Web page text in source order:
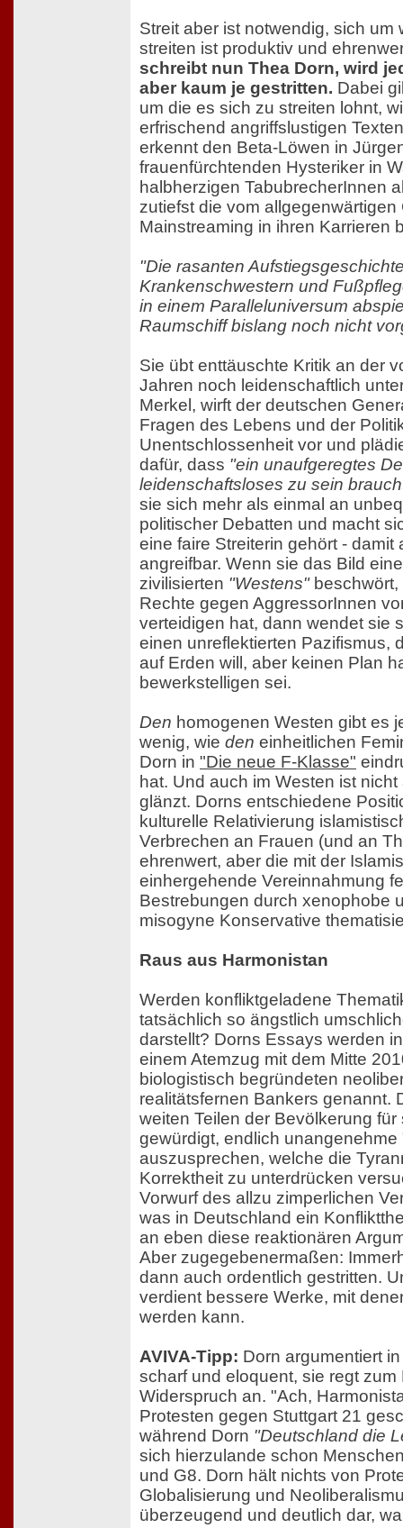
Streit aber ist notwendig, sich um
streiten ist produktiv und
schreibt nun Thea Dorn, wird
aber kaum je gestritten. Dabei
um die es sich zu streiten lohnt,
erfrischend angriffslustigen
erkennt den Beta-Löwen in
frauenfürchtenden Hysteriker in
halbherzigen TabubrecherInnen
zutiefst die vom allgegenwärtigen
Mainstreaming in ihren Karrieren
"Die rasanten
Krankenschwestern und
in einem Paralleluniversum
Raumschiff bislang noch nicht
Sie übt enttäuschte Kritik an der
Jahren noch leidenschaftlich
Merkel, wirft der deutschen
Fragen des Lebens und der
Unentschlossenheit vor und
dafür, dass "ein unaufgeregtes
leidenschaftsloses zu sein
sie sich mehr als einmal an
politischer Debatten und macht
eine faire Streiterin gehört - damit
angreifbar. Wenn sie das Bild
zivilisierten "Westens"beschwört,
Rechte gegen AggressorInnen
verteidigen hat, dann wendet sie
einen unreflektierten Pazifismus,
auf Erden will, aber keinen Plan
bewerkstelligen sei.
Den homogenen Westen gibt es
wenig, wie den einheitlichen
Dorn in "Die neue F-Klasse"
hat. Und auch im Westen ist
glänzt. Dorns entschiedene
kulturelle Relativierung
Verbrechen an Frauen (und an
ehrenwert, aber die mit der
einhergehende Vereinnahmung
Bestrebungen durch xenophobe
misogyne Konservative
Raus aus Harmonistan
Werden konfliktgeladene
tatsächlich so ängstlich
darstellt? Dorns Essays werden
einem Atemzug mit dem Mitte
biologistisch begründeten
realitätsfernen Bankers genannt.
weiten Teilen der Bevölkerung für
gewürdigt, endlich unangenehme
auszusprechen, welche die
Korrektheit zu unterdrücken
Vorwurf des allzu zimperlichen
was in Deutschland ein
an eben diese reaktionären
Aber zugegebenermaßen:
dann auch ordentlich gestritten.
verdient bessere Werke, mit
werden kann.
AVIVA-Tipp: Dorn argumentiert
scharf und eloquent, sie regt
Widerspruch an. "Ach,
Protesten gegen Stuttgart 21
während Dorn "Deutschland die
sich hierzulande schon
und G8. Dorn hält nichts von
Globalisierung und
überzeugend und deutlich dar,